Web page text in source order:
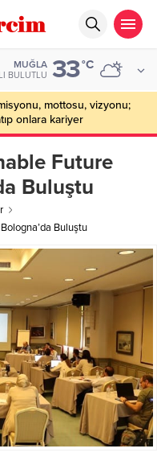
MUĞLA
BULUTLU 33°C
Uyuşturucu
Future
Buluştu
Buluştu